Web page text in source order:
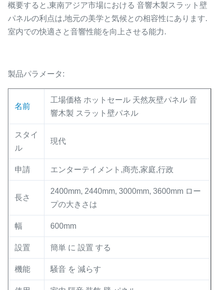
概要すると,東南アジア市場における 音響木製スラット壁
パネルの利点は,地元の美学と気候との相容性にあります.
室内での快適さと音響性能を向上させる能力.
製品パラメータ:
名前
工場価格 ホットセール 天然灰壁パネル 音
響木製 スラット壁パネル
スタイ
ル
現代
申請 エンターテイメント,商売,家庭,行政
長さ
2400mm, 2440mm, 3000mm, 3600mm ロー
プの大きさは
幅 600mm
設置 簡単 に 設置 する
機能 騒音 を 減らす